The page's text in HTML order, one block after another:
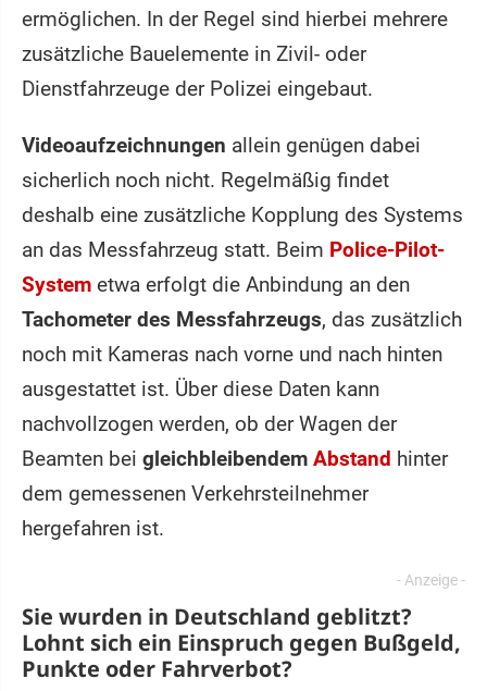
ermöglichen. In der Regel sind hierbei mehrere
zusätzliche Bauelemente in Zivil- oder
Dienstfahrzeuge der Polizei eingebaut.
Videoaufzeichnungen allein genügen dabei
sicherlich noch nicht. Regelmäßig findet
deshalb eine zusätzliche Kopplung des Systems
an das Messfahrzeug statt. Beim Police-Pilot-
System etwa erfolgt die Anbindung an den
Tachometer des Messfahrzeugs, das zusätzlich
noch mit Kameras nach vorne und nach hinten
ausgestattet ist. Über diese Daten kann
nachvollzogen werden, ob der Wagen der
Beamten bei gleichbleibendem Abstand hinter
dem gemessenen Verkehrsteilnehmer
hergefahren ist.
Sie wurden in Deutschland geblitzt?
Lohnt sich ein Einspruch gegen Bußgeld,
Punkte oder Fahrverbot?